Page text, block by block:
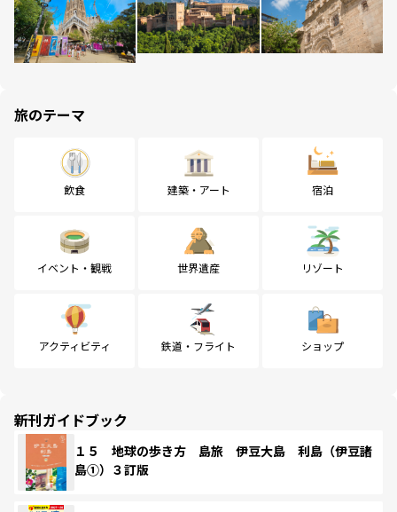
旅のテーマ
飲食 建築・アート 宿泊
イベント・観戦 世界遺産 リゾート
アクティビティ 鉄道・フライト ショップ
新刊ガイドブック
１５ 地球の歩き方 島旅 伊豆大島 利島（伊豆諸
島①）３訂版